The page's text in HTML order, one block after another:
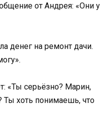
от Андрея: «Они у
денег на ремонт дачи.
«Ты серьёзно? Марин,
Ты хоть понимаешь, что